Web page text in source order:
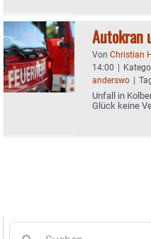
Autokran
Von Christian
14:00 |
anderswo |
Unfall in
Glück keine